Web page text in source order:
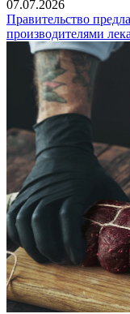
07.07.2026
Правительство
производителями